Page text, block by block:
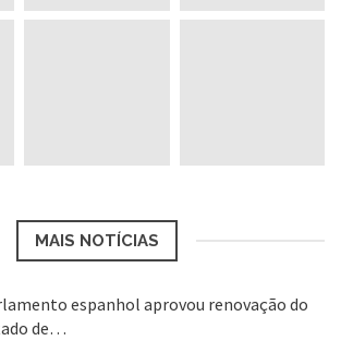
MAIS NOTÍCIAS
espanhol aprovou renovação do
de…